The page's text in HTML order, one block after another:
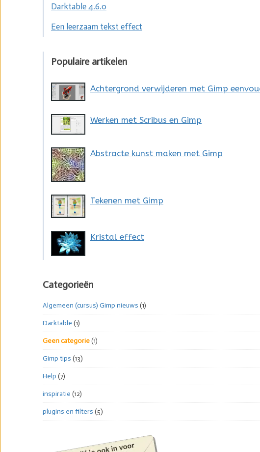
Darktable 4.6.0
Een leerzaam tekst effect
Populaire artikelen
Achtergrond verwijderen met Gimp
Werken met Scribus en Gimp
Abstracte kunst maken met Gimp
Tekenen met Gimp
Kristal effect
Categorieën
Algemeen (cursus) Gimp nieuws (1)
Darktable (1)
Geen categorie(1)
Gimp tips (13)
Help (7)
inspiratie (12)
plugins en filters (5)